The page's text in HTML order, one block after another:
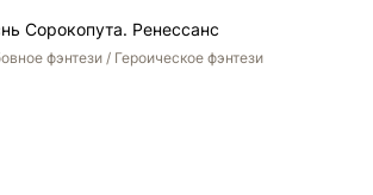
Сорокопута. Ренессанс
фэнтези / Героическое фэнтези